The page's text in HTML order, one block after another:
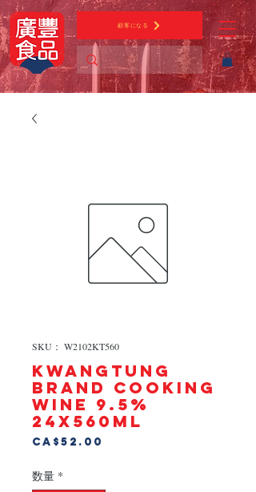
顧客になる
SKU： W2102KT560
KWANGTUNG
BRAND COOKING
WINE 9.5%
24x560ml
CA$52.00
数量 *